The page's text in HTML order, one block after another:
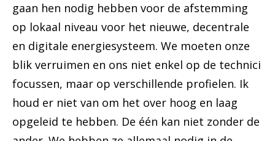
gaan hen nodig hebben voor de afstemming
op lokaal niveau voor het nieuwe, decentrale
en digitale energiesysteem. We moeten onze
blik verruimen en ons niet enkel op de technici
focussen, maar op verschillende profielen. Ik
houd er niet van om het over hoog en laag
opgeleid te hebben. De één kan niet zonder de